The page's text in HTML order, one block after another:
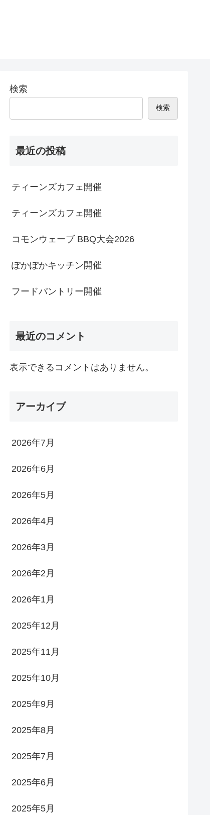
検索
検索
最近の投稿
ティーンズカフェ開催
ティーンズカフェ開催
コモンウェーブ BBQ大会2026
ぽかぽかキッチン開催
フードパントリー開催
最近のコメント
表示できるコメントはありません。
アーカイブ
2026年7月
2026年6月
2026年5月
2026年4月
2026年3月
2026年2月
2026年1月
2025年12月
2025年11月
2025年10月
2025年9月
2025年8月
2025年7月
2025年6月
2025年5月